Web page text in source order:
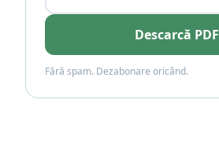
Descarcă PDF
Fără spam. Dezabonare oricând.